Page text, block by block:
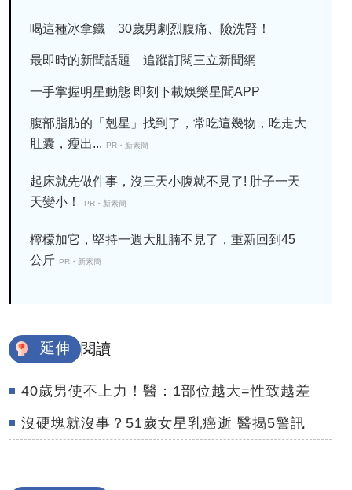
喝這種冰拿鐵 30歲男劇烈腹痛、險洗腎！
最即時的新聞話題 追蹤訂閱三立新聞網
一手掌握明星動態 即刻下載娛樂星聞APP
腹部脂肪的「剋星」找到了，常吃這幾物，吃走大
肚囊，瘦出...
PR・新素簡
起床就先做件事，沒三天小腹就不見了! 肚子一天
天變小！
PR・新素簡
檸檬加它，堅持一週大肚腩不見了，重新回到45
公斤 PR・新素簡
延伸 閱讀
40歲男使不上力！醫：1部位越大=性致越差
沒硬塊就沒事？51歲女星乳癌逝 醫揭5警訊